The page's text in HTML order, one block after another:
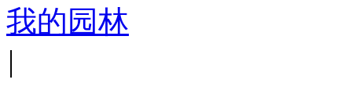
我的园林
|